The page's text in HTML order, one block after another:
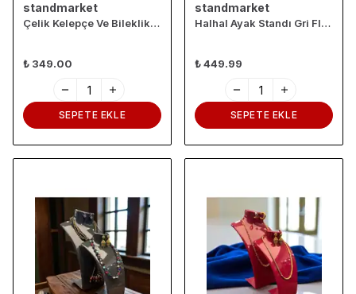
standmarket
Çelik Kelepçe Ve Bileklik Standı Yuvarlak (10 Adet)
₺ 349.00
SEPETE EKLE
standmarket
Halhal Ayak Standı Gri Flok Kaplama
₺ 449.99
SEPETE EKLE